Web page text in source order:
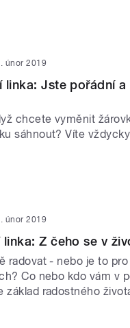
únor 2019
linka: Jste pořádní
chcete vyměnit
sáhnout? Víte
únor 2019
Z čeho se v
radovat - nebo je to
Co nebo kdo vám v
základ radostného